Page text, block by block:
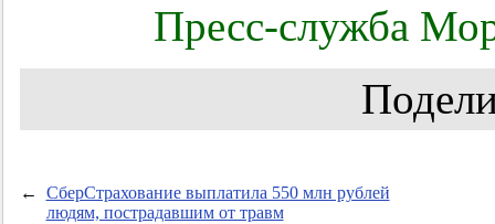
Пресс-служба
←
СберСтрахование выплатила 550 млн рублей
людям, пострадавшим от травм